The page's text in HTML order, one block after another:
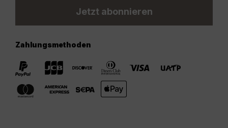
Jetzt abonnieren
Zahlungsmethoden